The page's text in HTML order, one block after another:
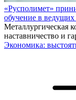
«Русполимет»
обучение в ведущих
Металлургическая
наставничество и
Экономика: